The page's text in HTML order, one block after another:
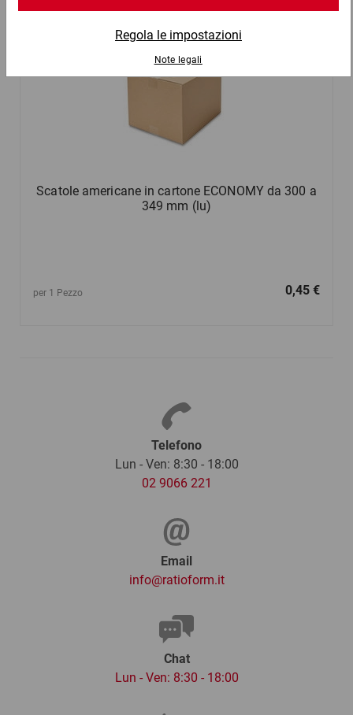
Scatole americane in cartone ECONOMY da 300 a
349 mm (lu)
per 1 Pezzo 0,45 €
Telefono
Lun - Ven: 8:30 - 18:00
02 9066 221
Email
info@ratioform.it
Chat
Lun - Ven: 8:30 - 18:00